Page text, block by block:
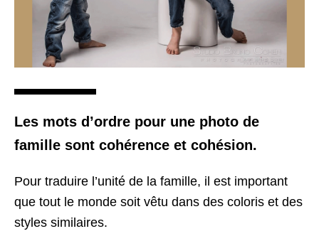
Les mots d’ordre pour une photo de
famille sont cohérence et cohésion.
Pour traduire l’unité de la famille, il est important
que tout le monde soit vêtu dans des coloris et des
styles similaires.